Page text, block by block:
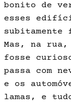
bonito de
esses
subitamente
Mas, na
fosse
passa com
e os
lamas, e